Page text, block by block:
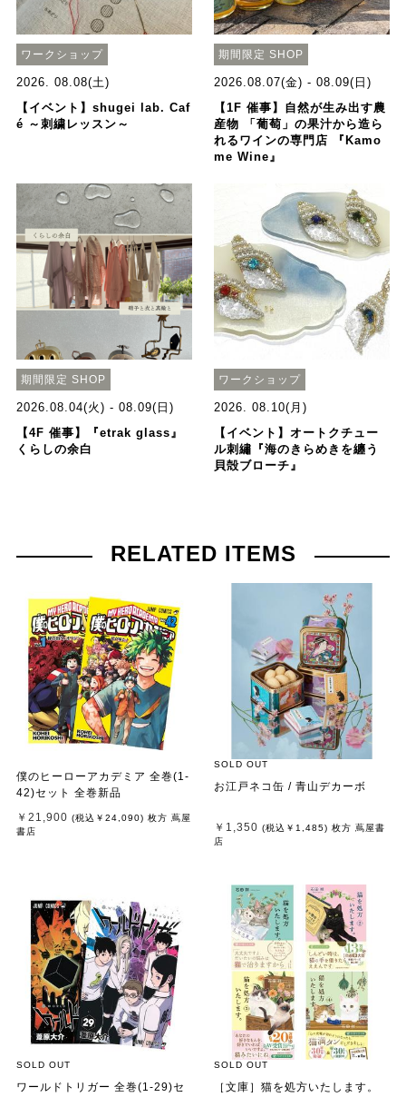
ワークショップ
2026. 08.08(土)
【イベント】shugei lab. Caf
é ～刺繍レッスン～
期間限定 SHOP
2026.08.07(金) - 08.09(日)
【1F 催事】自然が生み出す農
産物 「葡萄」の果汁から造ら
れるワインの専門店 『Kamo
me Wine』
期間限定 SHOP
2026.08.04(火) - 08.09(日)
【4F 催事】『etrak glass』
くらしの余白
ワークショップ
2026. 08.10(月)
【イベント】オートクチュー
ル刺繡『海のきらめきを纏う
貝殻ブローチ』
RELATED ITEMS
僕のヒーローアカデミア 全巻(1-
42)セット 全巻新品
￥21,900 (税込 ￥24,090) 枚方 蔦屋
書店
SOLD OUT
お江戸ネコ缶 / 青山デカーボ
￥1,350 (税込 ￥1,485) 枚方 蔦屋書
店
SOLD OUT
ワールドトリガー 全巻(1-29)セ
SOLD OUT
［文庫］猫を処方いたします。